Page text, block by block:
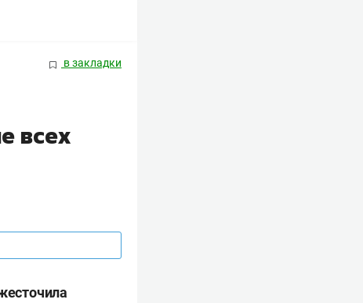
в закладки
всех